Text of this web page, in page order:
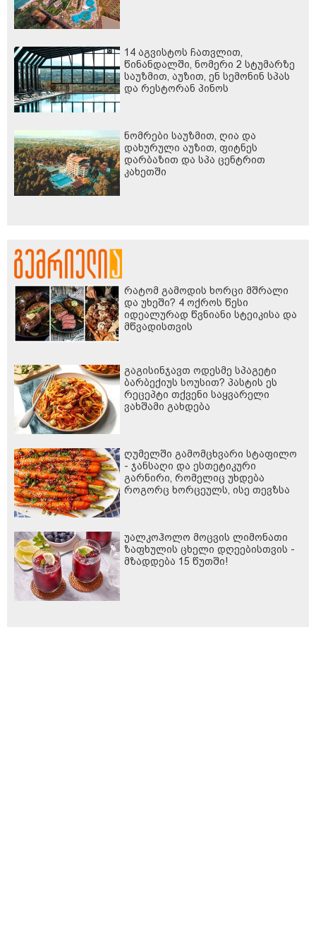
14 აგვისტოს ჩათვლით,
წინანდალში, ნომერი 2 სტუმარზე
საუზმით, აუზით, ენ სემონინ სპას
და რესტორან პინოს
ნომრები საუზმით, ღია და
დახურული აუზით, ფიტნეს
დარბაზით და სპა ცენტრით
კახეთში
რატომ გამოდის ხორცი მშრალი
და უხეში? 4 ოქროს წესი
იდეალურად წვნიანი სტეიკისა და
მწვადისთვის
გაგისინჯავთ ოდესმე სპაგეტი
ბარბექიუს სოუსით? პასტის ეს
რეცეპტი თქვენი საყვარელი
ვახშამი გახდება
ღუმელში გამომცხვარი სტაფილო
- ჯანსაღი და ესთეტიკური
გარნირი, რომელიც უხდება
როგორც ხორცეულს, ისე თევზსა
უალკოჰოლო მოცვის ლიმონათი
ზაფხულის ცხელი დღეებისთვის -
მზადდება 15 წუთში!